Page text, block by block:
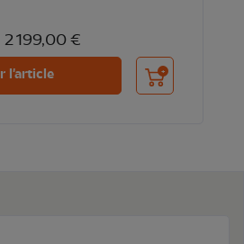
2 199,00 €
l'article Ajouter au panier